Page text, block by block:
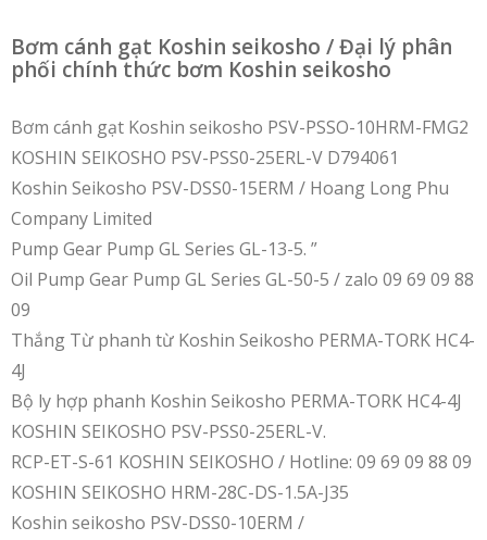
Bơm cánh gạt Koshin seikosho / Đại lý phân
phối chính thức bơm Koshin seikosho
Bơm cánh gạt Koshin seikosho PSV-PSSO-10HRM-FMG2
KOSHIN SEIKOSHO PSV-PSS0-25ERL-V D794061
Koshin Seikosho PSV-DSS0-15ERM / Hoang Long Phu
Company Limited
Pump Gear Pump GL Series GL-13-5. ”
Oil Pump Gear Pump GL Series GL-50-5 / zalo 09 69 09 88
09
Thắng Từ phanh từ Koshin Seikosho PERMA-TORK HC4-
4J
Bộ ly hợp phanh Koshin Seikosho PERMA-TORK HC4-4J
KOSHIN SEIKOSHO PSV-PSS0-25ERL-V.
RCP-ET-S-61 KOSHIN SEIKOSHO / Hotline: 09 69 09 88 09
KOSHIN SEIKOSHO HRM-28C-DS-1.5A-J35
Koshin seikosho PSV-DSS0-10ERM /